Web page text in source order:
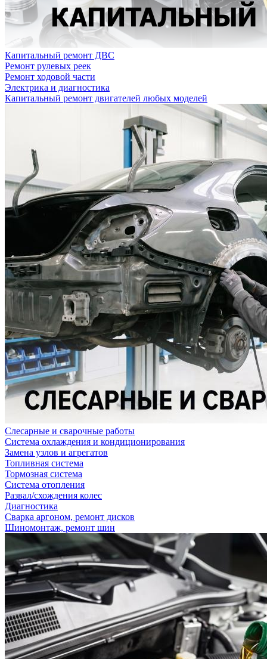
Капитальный ремонт ДВС
Ремонт рулевых реек
Ремонт ходовой части
Электрика и диагностика
Капитальный ремонт двигателей любых моделей
Слесарные и сварочные работы
Система охлаждения и кондиционирования
Замена узлов и агрегатов
Топливная система
Тормозная система
Система отопления
Развал/схождения колес
Диагностика
Сварка аргоном, ремонт дисков
Шиномонтаж, ремонт шин